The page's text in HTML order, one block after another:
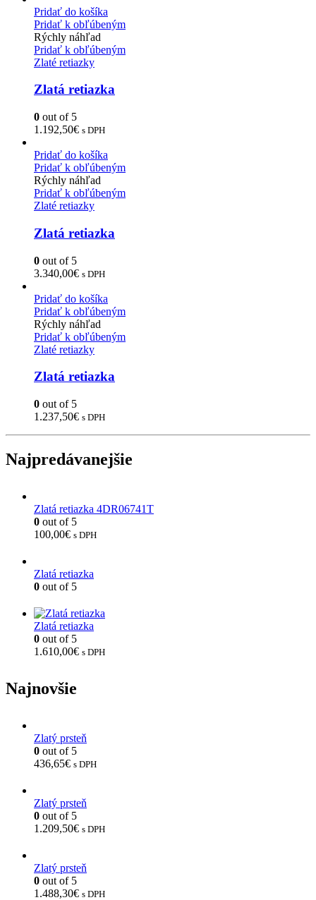
Pridať do košíka
Pridať k obľúbeným
Rýchly náhľad
Pridať k obľúbeným
Zlaté retiazky
Zlatá retiazka
0 out of 5
1.192,50€ s DPH
Pridať do košíka
Pridať k obľúbeným
Rýchly náhľad
Pridať k obľúbeným
Zlaté retiazky
Zlatá retiazka
0 out of 5
3.340,00€ s DPH
Pridať do košíka
Pridať k obľúbeným
Rýchly náhľad
Pridať k obľúbeným
Zlaté retiazky
Zlatá retiazka
0 out of 5
1.237,50€ s DPH
Najpredávanejšie
Zlatá retiazka 4DR06741T
0 out of 5
100,00€ s DPH
Zlatá retiazka
0 out of 5
Zlatá retiazka
0 out of 5
1.610,00€ s DPH
Najnovšie
Zlatý prsteň
0 out of 5
436,65€ s DPH
Zlatý prsteň
0 out of 5
1.209,50€ s DPH
Zlatý prsteň
0 out of 5
1.488,30€ s DPH